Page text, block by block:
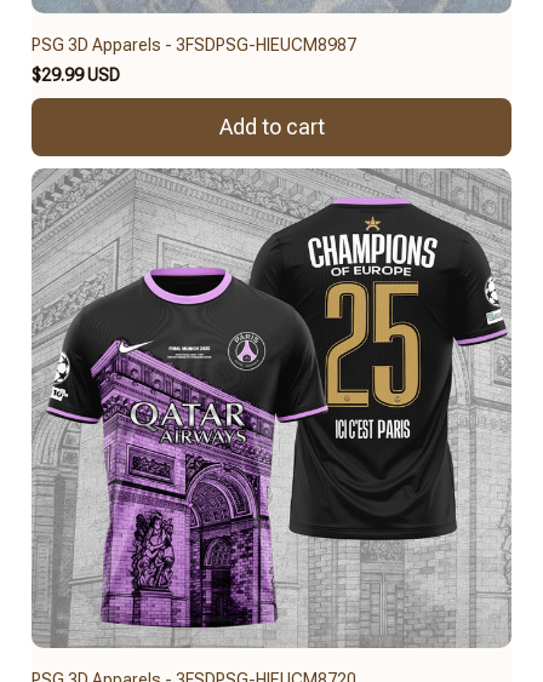
PSG 3D Apparels - 3FSDPSG-HIEUCM8987
$29.99 USD
Add to cart